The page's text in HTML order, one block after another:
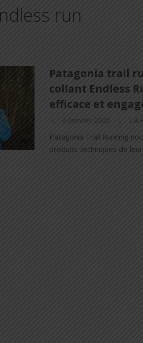
run
Patagonia trail
collant Endless
efficace et
3 janvier 2022 Like
Patagonia Trail Running
produits techniques de